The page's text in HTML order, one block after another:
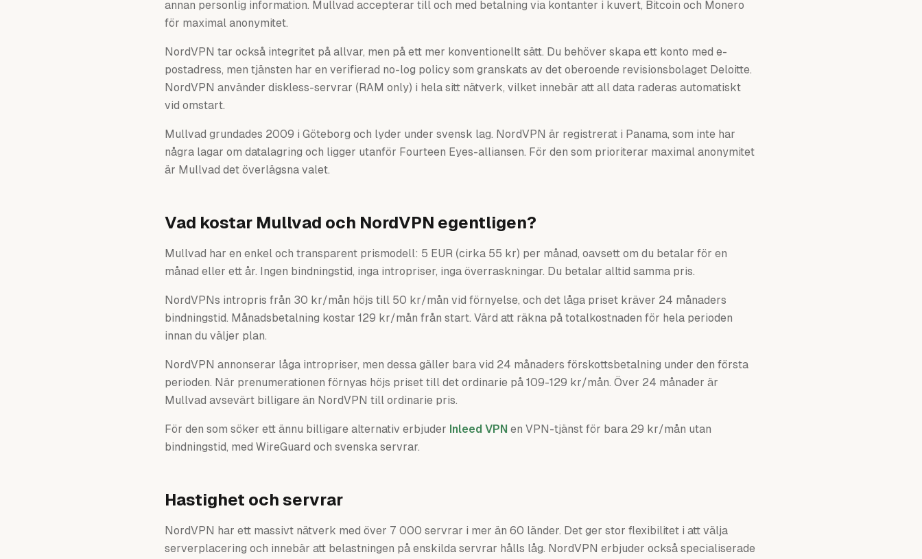
annan personlig information. Mullvad accepterar till och med betalning via kontanter i kuvert, Bitcoin och Monero
för maximal anonymitet.
NordVPN tar också integritet på allvar, men på ett mer konventionellt sätt. Du behöver skapa ett konto med e-
postadress, men tjänsten har en verifierad no-log policy som granskats av det oberoende revisionsbolaget Deloitte.
NordVPN använder diskless-servrar (RAM only) i hela sitt nätverk, vilket innebär att all data raderas automatiskt
vid omstart.
Mullvad grundades 2009 i Göteborg och lyder under svensk lag. NordVPN är registrerat i Panama, som inte har
några lagar om datalagring och ligger utanför Fourteen Eyes-alliansen. För den som prioriterar maximal anonymitet
är Mullvad det överlägsna valet.
Vad kostar Mullvad och NordVPN egentligen?
Mullvad har en enkel och transparent prismodell: 5 EUR (cirka 55 kr) per månad, oavsett om du betalar för en
månad eller ett år. Ingen bindningstid, inga intropriser, inga överraskningar. Du betalar alltid samma pris.
NordVPNs intropris från 30 kr/mån höjs till 50 kr/mån vid förnyelse, och det låga priset kräver 24 månaders
bindningstid. Månadsbetalning kostar 129 kr/mån från start. Värd att räkna på totalkostnaden för hela perioden
innan du väljer plan.
NordVPN annonserar låga intropriser, men dessa gäller bara vid 24 månaders förskottsbetalning under den första
perioden. När prenumerationen förnyas höjs priset till det ordinarie på 109-129 kr/mån. Över 24 månader är
Mullvad avsevärt billigare än NordVPN till ordinarie pris.
För den som söker ett ännu billigare alternativ erbjuder Inleed VPN en VPN-tjänst för bara 29 kr/mån utan
bindningstid, med WireGuard och svenska servrar.
Hastighet och servrar
NordVPN har ett massivt nätverk med över 7 000 servrar i mer än 60 länder. Det ger stor flexibilitet i att välja
serverplacering och innebär att belastningen på enskilda servrar hålls låg. NordVPN erbjuder också specialiserade